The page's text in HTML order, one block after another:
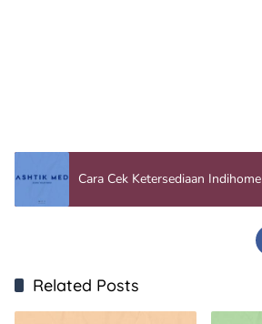
Cara Cek Ketersediaan Indihome
Related Posts